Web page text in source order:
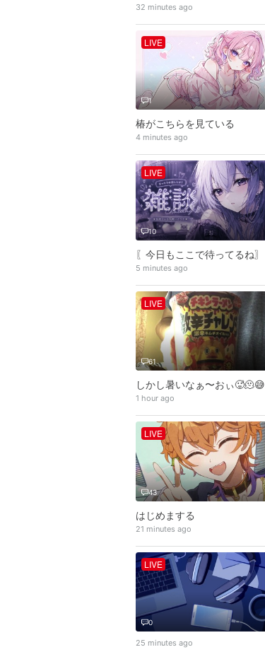
32 minutes ago
LIVE
1
椿がこちらを見ている
4 minutes ago
LIVE
10
5 minutes ago
LIVE
61
しかし暑いなぁ〜おぃ🥵🫠😅
1 hour ago
LIVE
43
はじめまする
21 minutes ago
LIVE
0
25 minutes ago